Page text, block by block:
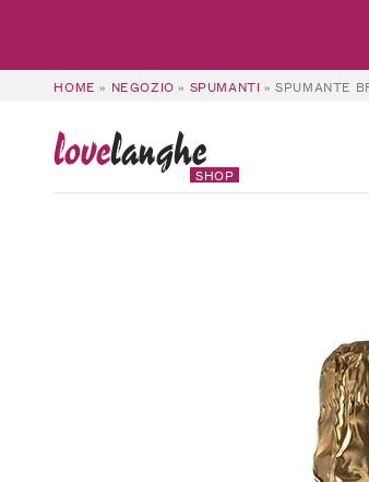
HOME » NEGOZIO » SPUMANTI »SPUMANTE
lovelanghe
SHOP